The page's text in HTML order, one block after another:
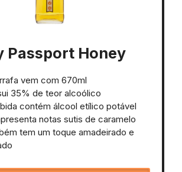
Passport Honey
vem com 670ml
35% de teor alcoólico
contém álcool etílico potável
notas sutis de caramelo
tem um toque amadeirado e